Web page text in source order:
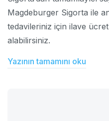
Magdeburger Sigorta ile
tedavileriniz için ilave
alabilirsiniz.
Yazının tamamını oku